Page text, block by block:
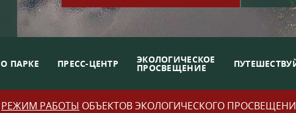
О ПАРКЕ ПРЕСС-ЦЕНТР ЭКОЛОГИЧЕСКОЕ
ПРОСВЕЩЕНИЕ
РЕЖИМ РАБОТЫ ОБЪЕКТОВ ЭКОЛОГИЧЕСКОГО